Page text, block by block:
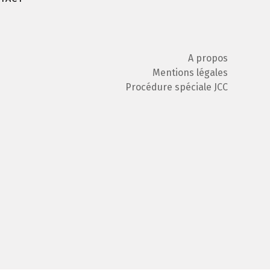
A propos
Mentions légales
Procédure spéciale JCC